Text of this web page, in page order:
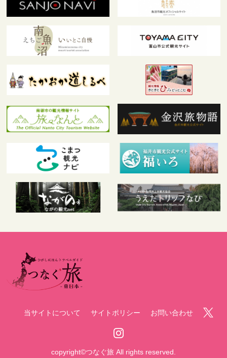
当サイトについて サイトポリシー お問い合わせ
copyright©つなぐ旅 All rights reserved.